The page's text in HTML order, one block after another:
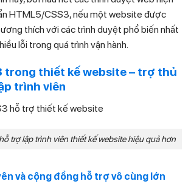
HTML5/CSS3, nếu một website được
thích với các trình duyệt phổ biến nhất
lỗi trong quá trình vận hành.
trong thiết kế website – trợ thủ
trình viên
trợ lập trình viên thiết kế website hiệu quả hơn
và cộng đồng hỗ trợ vô cùng lớn